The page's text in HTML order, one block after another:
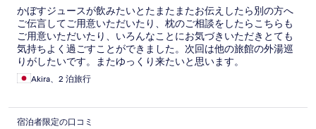
かぼすジュースが飲みたいとたまたまたお伝えしたら別の方へ
ご伝言してご用意いただいたり、枕のご相談をしたらこちらも
ご用意いただいたり、いろんなことにお気づきいただきとても
気持ちよく過ごすことができました。次回は他の旅館の外湯巡
りがしたいです。またゆっくり来たいと思います。
Akira、2 泊旅行
宿泊者限定の口コミ